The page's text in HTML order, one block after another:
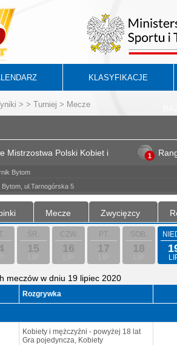
KLASYFIKACJE
> > Turniej > Mecze
Mistrzostwa Polski Kobiet i
1
Bytom
Bytom, ul.Tarnogórska 5
Mecze Zwycięzcy
ŚR.
15
CZW.
16
PT.
17
SOB.
18
meczów w dniu 19 lipiec 2020
Rozgrywka
Kobiety i mężczyźni - powyżej 18 lat
Gra pojedyncza, Kobiety